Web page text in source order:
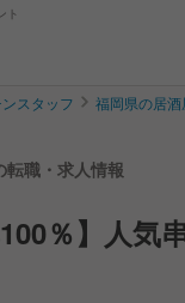
ト
スタッフ 福岡県の居
職・求人情報
％】人気